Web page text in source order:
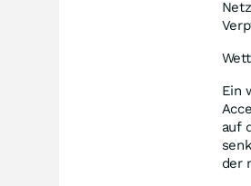
Ein
auf
der